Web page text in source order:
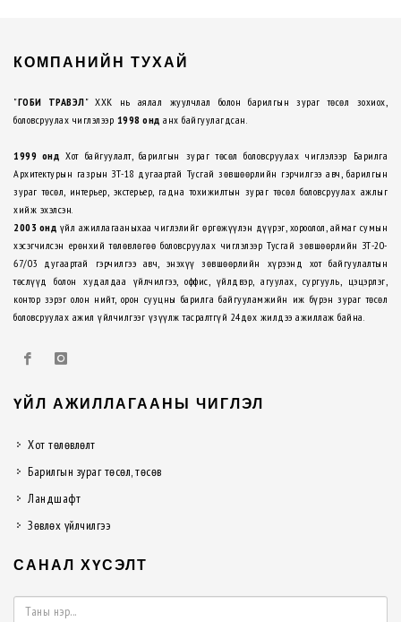
КОМПАНИЙН ТУХАЙ
"ГОБИ ТРАВЭЛ" ХХК нь аялал жуулчлал болон барилгын зураг төсөл зохиох,
боловсруулах чиглэлээр 1998 онд анх байгуулагдсан.
1999 онд Хот байгуулалт, барилгын зураг төсөл боловсруулах чиглэлээр Барилга
Архитектурын газрын ЗТ-18 дугаартай Тусгай зөвшөөрлийн гэрчилгээ авч, барилгын
зураг төсөл, интерьер, экстерьер, гадна тохижилтын зураг төсөл боловсруулах ажлыг
хийж эхэлсэн.
2003 онд үйл ажиллагааныхаа чиглэлийг өргөжүүлэн дүүрэг, хороолол, аймаг сумын
хэсэгчилсэн ерөнхий төлөвлөгөө боловсруулах чиглэлээр Тусгай зөвшөөрлийн ЗТ-20-
67/03 дугаартай гэрчилгээ авч, энэхүү зөвшөөрлийн хүрээнд хот байгуулалтын
төслүүд болон худалдаа үйлчилгээ, оффис, үйлдвэр, агуулах, сургууль, цэцэрлэг,
контор зэрэг олон нийт, орон сууцны барилга байгууламжийн иж бүрэн зураг төсөл
боловсруулах ажил үйлчилгээг үзүүлж тасралтгүй 24дөх жилдээ ажиллаж байна.
ҮЙЛ АЖИЛЛАГААНЫ ЧИГЛЭЛ
Хот төлөвлөлт
Барилгын зураг төсөл, төсөв
Ландшафт
Зөвлөх үйлчилгээ
САНАЛ ХҮСЭЛТ